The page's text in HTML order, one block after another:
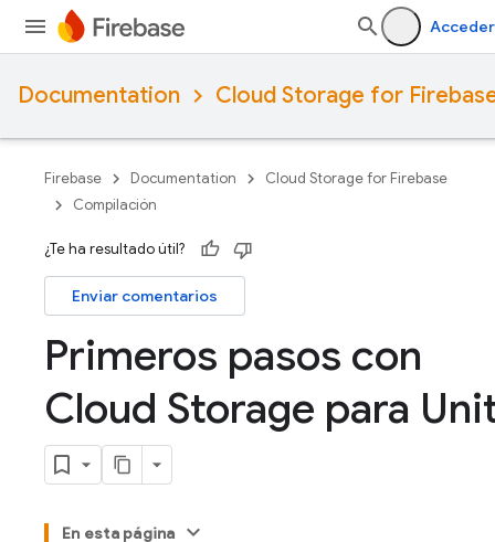
Acceder
Documentation Cloud Storage for
Firebase Documentation
Cloud Storage for Firebase
Compilación
¿Te ha resultado útil?
Enviar comentarios
Primeros pasos con
Cloud Storage para
En esta página